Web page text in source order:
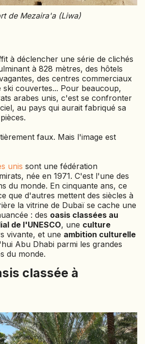
de Mezaira'a (Liwa)
à déclencher une série de clichés
à 828 mètres, des hôtels
des centres commerciaux
ski couvertes... Pour beaucoup,
arabes unis, c'est se confronter
au pays qui aurait fabriqué sa
faux. Mais l'image est
unis sont une fédération
née en 1971. C'est l'une des
du monde. En cinquante ans, ce
que d'autres mettent des siècles à
la vitrine de Dubaï se cache une
: des oasis classées au
de l'UNESCO, une culture
vivante, et une ambition culturelle
Abu Dhabi parmi les grandes
du monde.
classée à